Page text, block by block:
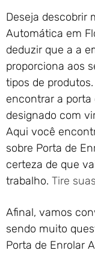
Deseja descobrir
Automática em
deduzir que a a
proporciona aos
tipos de
encontrar a porta
designado com
Aqui você
sobre Porta de
certeza de que
trabalho. Tire
Afinal, vamos
sendo muito
Porta de Enrolar